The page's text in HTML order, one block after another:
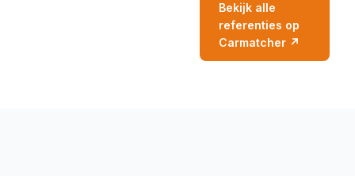
Bekijk alle
referenties op
Carmatcher ↗